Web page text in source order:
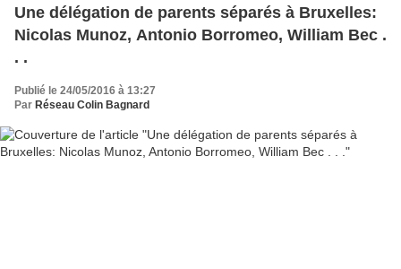
Une délégation de parents séparés à Bruxelles:
Nicolas Munoz, Antonio Borromeo, William Bec .
. .
Publié le 24/05/2016 à 13:27
Par Réseau Colin Bagnard